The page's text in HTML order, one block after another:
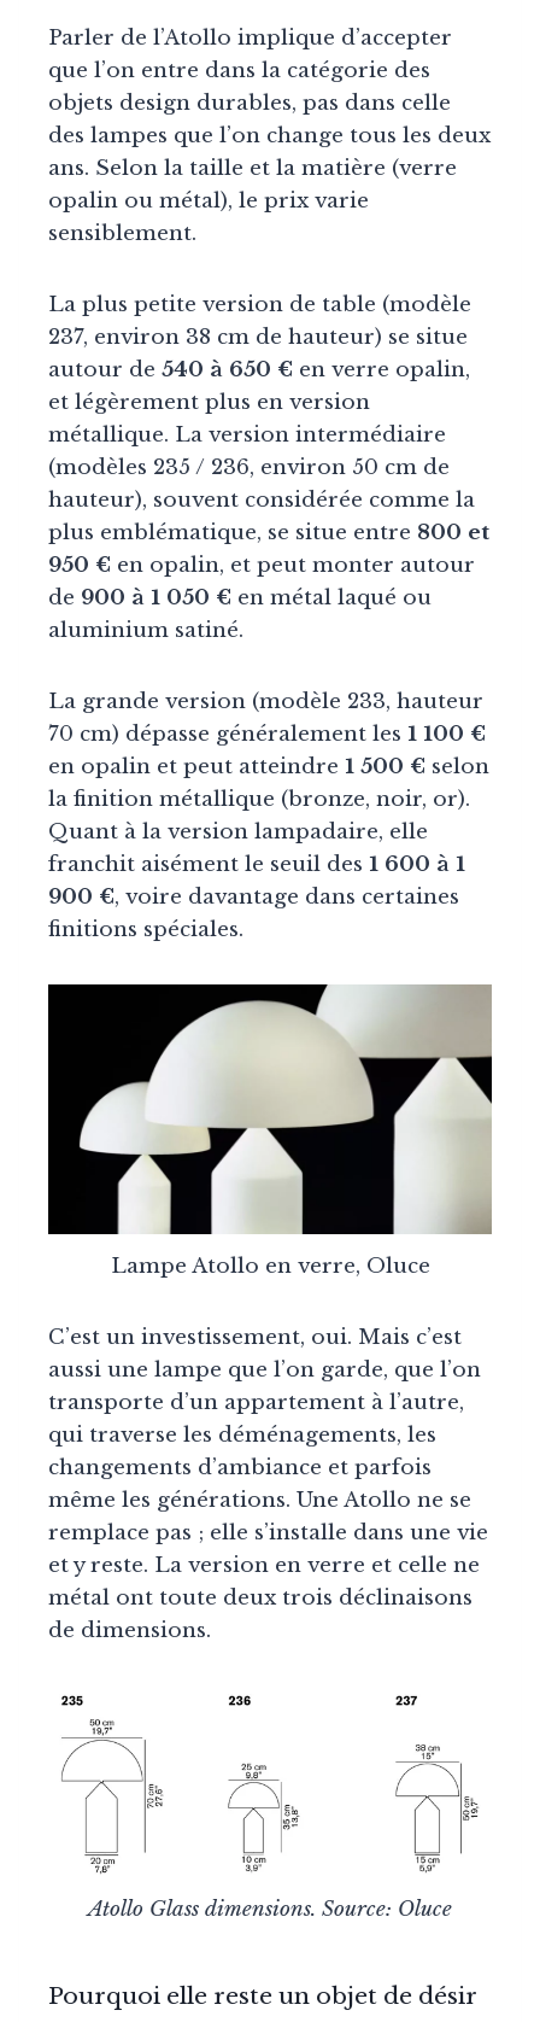
Parler de l’Atollo implique d’accepter
que l’on entre dans la catégorie des
objets design durables, pas dans celle
des lampes que l’on change tous les deux
ans. Selon la taille et la matière (verre
opalin ou métal), le prix varie
sensiblement.
La plus petite version de table (modèle
237, environ 38 cm de hauteur) se situe
autour de 540 à 650 € en verre opalin,
et légèrement plus en version
métallique. La version intermédiaire
(modèles 235 / 236, environ 50 cm de
hauteur), souvent considérée comme la
plus emblématique, se situe entre 800 et
950 € en opalin, et peut monter autour
de 900 à 1 050 € en métal laqué ou
aluminium satiné.
La grande version (modèle 233, hauteur
70 cm) dépasse généralement les 1 100 €
en opalin et peut atteindre 1 500 € selon
la finition métallique (bronze, noir, or).
Quant à la version lampadaire, elle
franchit aisément le seuil des 1 600 à 1
900 €, voire davantage dans certaines
finitions spéciales.
Lampe Atollo en verre, Oluce
C’est un investissement, oui. Mais c’est
aussi une lampe que l’on garde, que l’on
transporte d’un appartement à l’autre,
qui traverse les déménagements, les
changements d’ambiance et parfois
même les générations. Une Atollo ne se
remplace pas ; elle s’installe dans une vie
et y reste. La version en verre et celle ne
métal ont toute deux trois déclinaisons
de dimensions.
Atollo Glass dimensions. Source: Oluce
Pourquoi elle reste un objet de désir